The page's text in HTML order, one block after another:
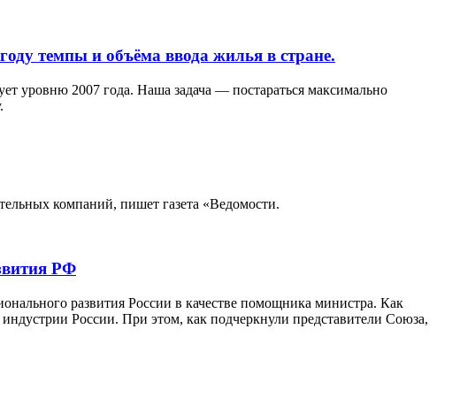
темпы и объёма ввода жилья в стране.
уровню 2007 года. Наша задача — постараться максимально
компаний, пишет газета «Ведомости.
РФ
развития России в качестве помощника министра. Как
России. При этом, как подчеркнули представители Союза,